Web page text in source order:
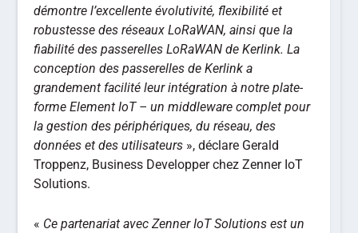
démontre l’excellente évolutivité, flexibilité et
robustesse des réseaux LoRaWAN, ainsi que la
fiabilité des passerelles LoRaWAN de Kerlink. La
conception des passerelles de Kerlink a
grandement facilité leur intégration à notre plate-
forme Element IoT – un middleware complet pour
la gestion des périphériques, du réseau, des
données et des utilisateurs », déclare Gerald
Troppenz, Business Developper chez Zenner IoT
Solutions.
« Ce partenariat avec Zenner IoT Solutions est un